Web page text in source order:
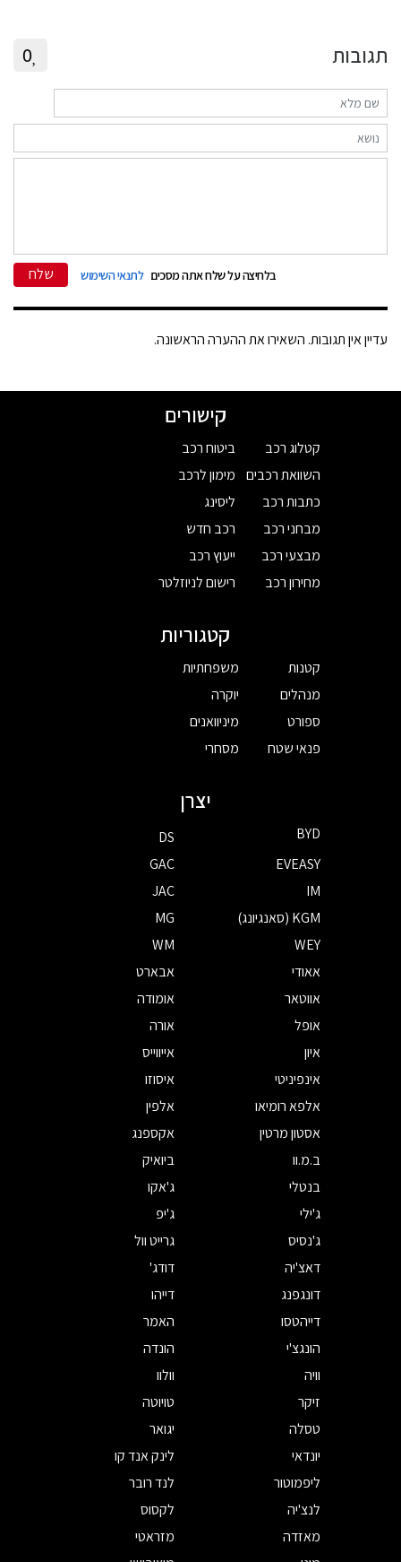
תגובות 0
בלחיצה על שלח אתה מסכים לתנאי השימוש שלח
עדיין אין תגובות. השאירו את ההערה הראשונה.
קישורים
קטלוג רכב
השוואת רכבים
כתבות רכב
מבחני רכב
מבצעי רכב
מחירון רכב
ביטוח רכב
מימון לרכב
ליסינג
רכב חדש
ייעוץ רכב
רישום לניוזלטר
קטגוריות
קטנות
מנהלים
ספורט
פנאי שטח
משפחתיות
יוקרה
מיניוואנים
מסחרי
יצרן
BYD
DS
EVEASY
GAC
IM
JAC
KGM (סאנגיונג)
MG
WEY
WM
אאודי
אבארט
אווטאר
אומודה
אופל
אורה
איון
אייווייס
אינפיניטי
איסוזו
אלפא רומיאו
אלפין
אסטון מרטין
אקספנג
ב.מ.וו
ביואיק
בנטלי
ג'אקו
ג'ילי
ג'יפ
ג'נסיס
גרייט וול
דאצ'יה
דודג'
דונגפנג
דייהו
דייהטסו
האמר
הונגצ'י
הונדה
וויה
וולוו
זיקר
טויוטה
טסלה
יגואר
יונדאי
לינק אנד קו
ליפמוטור
לנד רובר
לנצ'יה
לקסוס
מאזדה
מזראטי